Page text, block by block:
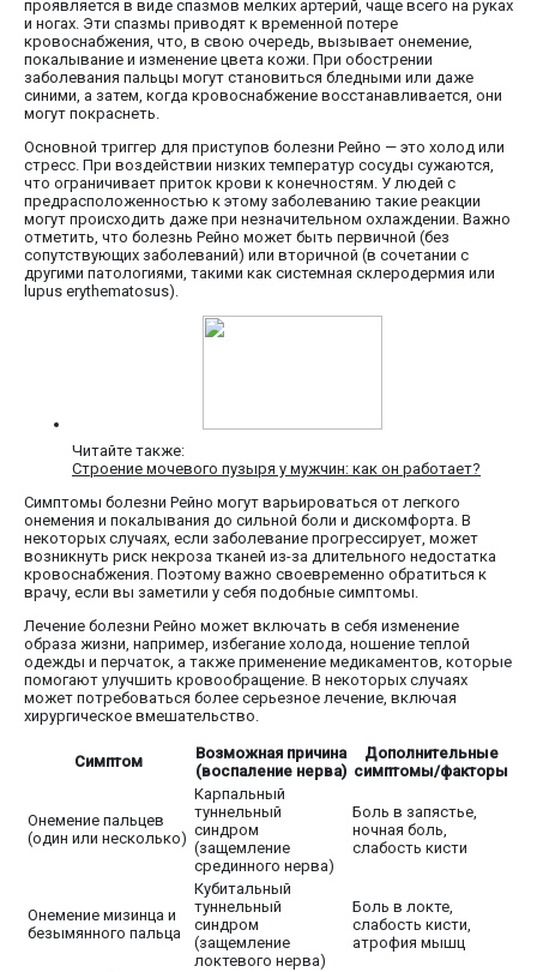
проявляется в виде спазмов мелких артерий, чаще всего на руках
и ногах. Эти спазмы приводят к временной потере
кровоснабжения, что, в свою очередь, вызывает онемение,
покалывание и изменение цвета кожи. При обострении
заболевания пальцы могут становиться бледными или даже
синими, а затем, когда кровоснабжение восстанавливается, они
могут покраснеть.
Основной триггер для приступов болезни Рейно — это холод или
стресс. При воздействии низких температур сосуды сужаются,
что ограничивает приток крови к конечностям. У людей с
предрасположенностью к этому заболеванию такие реакции
могут происходить даже при незначительном охлаждении. Важно
отметить, что болезнь Рейно может быть первичной (без
сопутствующих заболеваний) или вторичной (в сочетании с
другими патологиями, такими как системная склеродермия или
lupus erythematosus).
Читайте также:
Строение мочевого пузыря у мужчин: как он работает?
Симптомы болезни Рейно могут варьироваться от легкого
онемения и покалывания до сильной боли и дискомфорта. В
некоторых случаях, если заболевание прогрессирует, может
возникнуть риск некроза тканей из-за длительного недостатка
кровоснабжения. Поэтому важно своевременно обратиться к
врачу, если вы заметили у себя подобные симптомы.
Лечение болезни Рейно может включать в себя изменение
образа жизни, например, избегание холода, ношение теплой
одежды и перчаток, а также применение медикаментов, которые
помогают улучшить кровообращение. В некоторых случаях
может потребоваться более серьезное лечение, включая
хирургическое вмешательство.
Симптом
Возможная причина
(воспаление нерва)
Дополнительные
симптомы/факторы
Онемение пальцев
(один или несколько)
Карпальный
туннельный
синдром
(защемление
срединного нерва)
Боль в запястье,
ночная боль,
слабость кисти
Онемение мизинца и
безымянного пальца
Кубитальный
туннельный
синдром
(защемление
локтевого нерва)
Боль в локте,
слабость кисти,
атрофия мышц